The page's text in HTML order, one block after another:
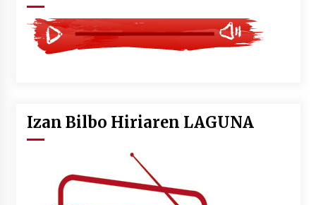
Izan Bilbo Hiriaren LAGUNA